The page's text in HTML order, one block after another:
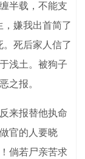
半载，不能支
嫌我出首简了
死后家人信了
浅土。被狗子
之报。
来报替他执命
官的人要晓
倘若尸亲苦求